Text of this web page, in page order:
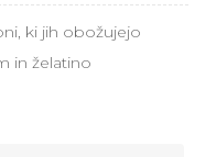
ki jih obožujejo
in želatino